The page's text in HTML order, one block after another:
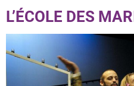
L’ÉCOLE DES